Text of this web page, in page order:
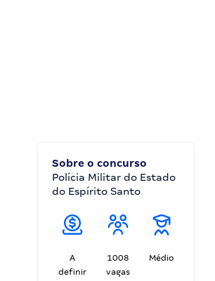
Sobre o concurso
Polícia Militar do Estado
do Espírito Santo
A
definir
1008
vagas
Médio